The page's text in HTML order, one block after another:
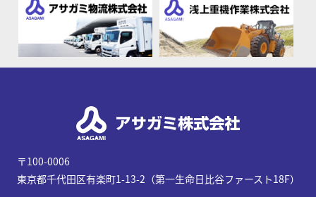
〒100-0006
東京都千代田区有楽町1-13-2（第一生命日比谷ファースト18F）